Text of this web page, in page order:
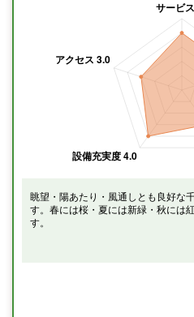
眺望・陽あたり・風通しとも良好な
す。春には桜・夏には新緑・秋には
す。